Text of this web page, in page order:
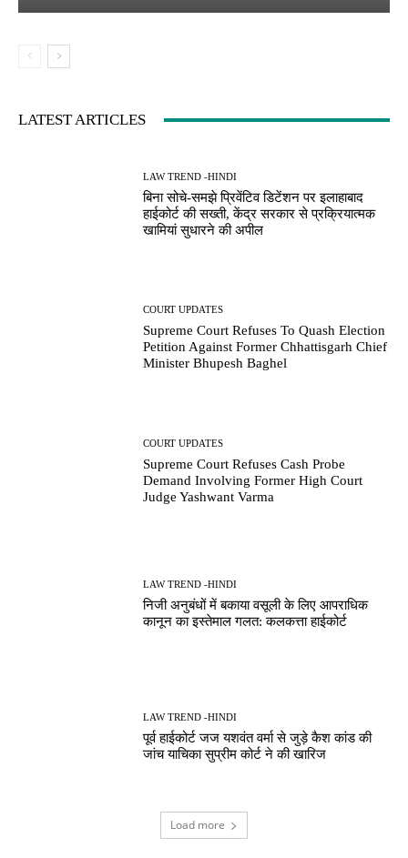
LATEST ARTICLES
LAW TREND -HINDI
बिना सोचे-समझे प्रिवेंटिव डिटेंशन पर इलाहाबाद
हाईकोर्ट की सख्ती, केंद्र सरकार से प्रक्रियात्मक
खामियां सुधारने की अपील
COURT UPDATES
Supreme Court Refuses To Quash Election
Petition Against Former Chhattisgarh Chief
Minister Bhupesh Baghel
COURT UPDATES
Supreme Court Refuses Cash Probe
Demand Involving Former High Court
Judge Yashwant Varma
LAW TREND -HINDI
निजी अनुबंधों में बकाया वसूली के लिए आपराधिक
कानून का इस्तेमाल गलत: कलकत्ता हाईकोर्ट
LAW TREND -HINDI
पूर्व हाईकोर्ट जज यशवंत वर्मा से जुड़े कैश कांड की
जांच याचिका सुप्रीम कोर्ट ने की खारिज
Load more